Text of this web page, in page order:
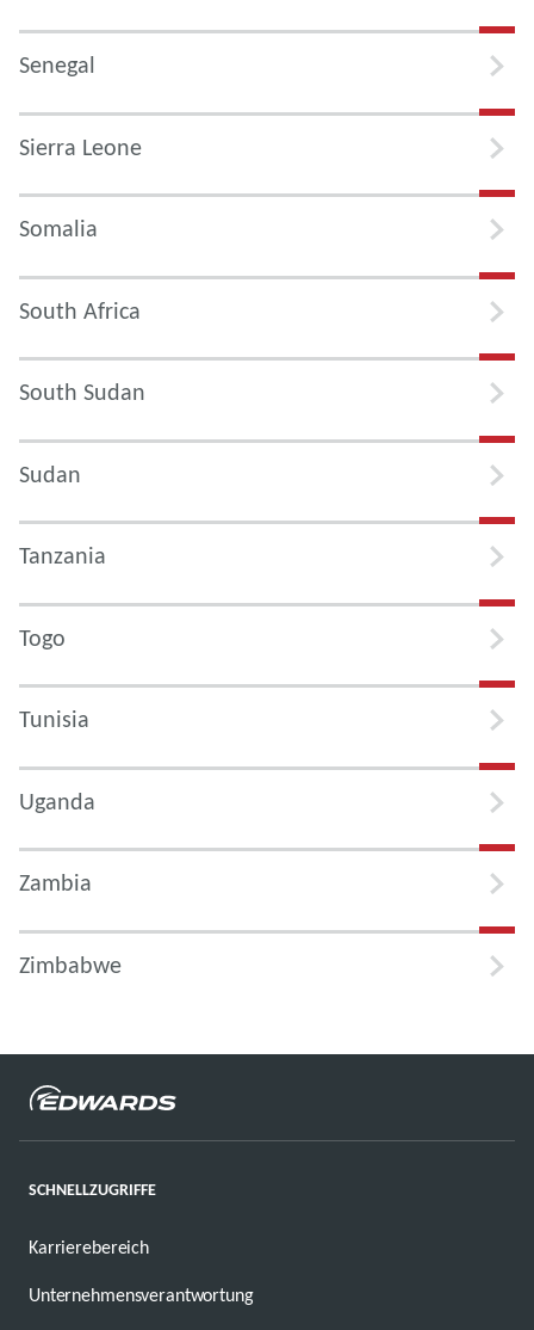
Senegal
Sierra Leone
Somalia
South Africa
South Sudan
Sudan
Tanzania
Togo
Tunisia
Uganda
Zambia
Zimbabwe
SCHNELLZUGRIFFE
Karrierebereich
Unternehmensverantwortung